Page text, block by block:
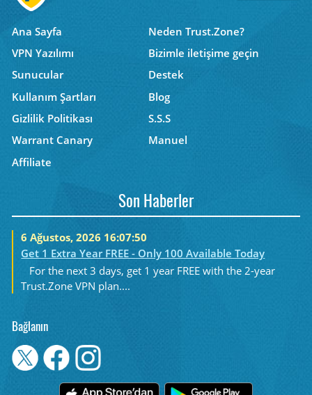
Ana Sayfa
Neden Trust.Zone?
VPN Yazılımı
Bizimle iletişime geçin
Sunucular
Destek
Kullanım Şartları
Blog
Gizlilik Politikası
S.S.S
Warrant Canary
Manuel
Affiliate
Son Haberler
6 Ağustos, 2026 16:07:50
Get 1 Extra Year FREE - Only 100 Available Today
For the next 3 days, get 1 year FREE with the 2-year
Trust.Zone VPN plan....
Bağlanın